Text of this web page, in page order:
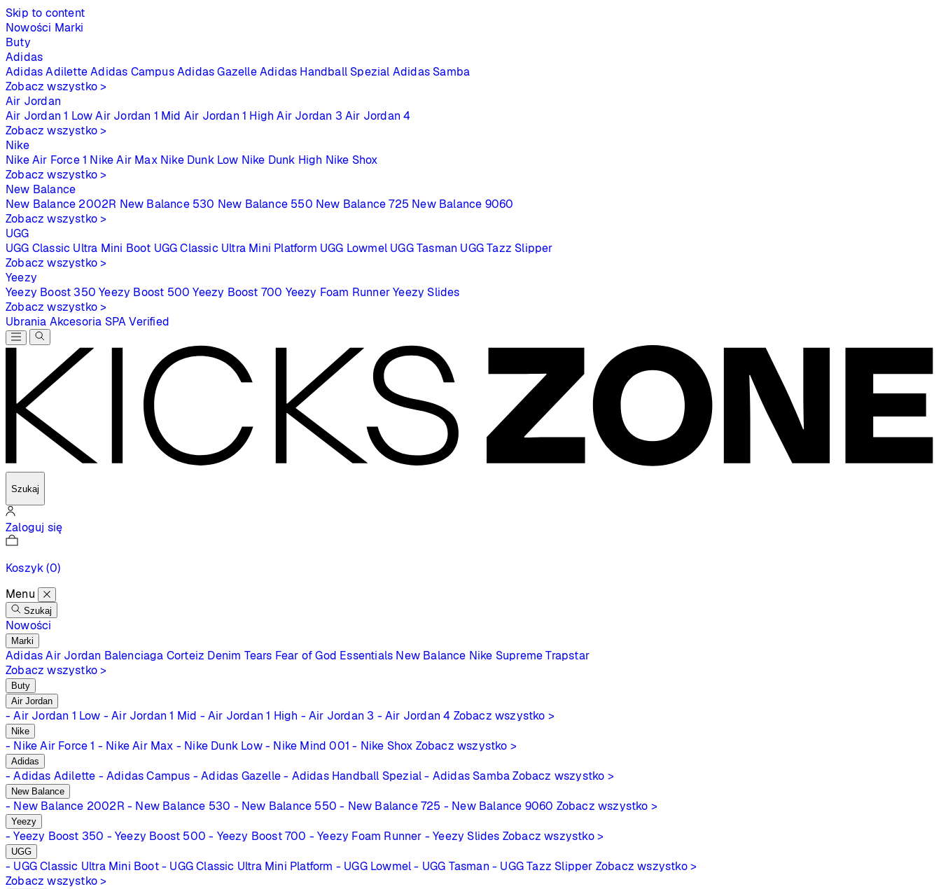
Skip to content
Nowości Marki
Buty
Adidas
Adidas Adilette Adidas Campus Adidas Gazelle Adidas Handball Spezial Adidas Samba
Zobacz wszystko >
Air Jordan
Air Jordan 1 Low Air Jordan 1 Mid Air Jordan 1 High Air Jordan 3 Air Jordan 4
Zobacz wszystko >
Nike
Nike Air Force 1 Nike Air Max Nike Dunk Low Nike Dunk High Nike Shox
Zobacz wszystko >
New Balance
New Balance 2002R New Balance 530 New Balance 550 New Balance 725 New Balance 9060
Zobacz wszystko >
UGG
UGG Classic Ultra Mini Boot UGG Classic Ultra Mini Platform UGG Lowmel UGG Tasman UGG Tazz Slipper
Zobacz wszystko >
Yeezy
Yeezy Boost 350 Yeezy Boost 500 Yeezy Boost 700 Yeezy Foam Runner Yeezy Slides
Zobacz wszystko >
Ubrania Akcesoria SPAVerified
Szukaj
Zaloguj się
Koszyk(0)
Menu
Szukaj
Nowości
Marki
Adidas Air Jordan Balenciaga Corteiz Denim Tears Fear of God Essentials New Balance Nike Supreme Trapstar
Zobacz wszystko >
Buty
Air Jordan
- Air Jordan 1 Low - Air Jordan 1 Mid - Air Jordan 1 High - Air Jordan 3 - Air Jordan 4 Zobacz wszystko >
Nike
- Nike Air Force 1 - Nike Air Max - Nike Dunk Low - Nike Mind 001 - Nike Shox Zobacz wszystko >
Adidas
- Adidas Adilette - Adidas Campus - Adidas Gazelle - Adidas Handball Spezial - Adidas Samba Zobacz wszystko >
New Balance
- New Balance 2002R - New Balance 530 - New Balance 550 - New Balance 725 - New Balance 9060 Zobacz wszystko >
Yeezy
- Yeezy Boost 350 - Yeezy Boost 500 - Yeezy Boost 700 - Yeezy Foam Runner - Yeezy Slides Zobacz wszystko >
UGG
- UGG Classic Ultra Mini Boot - UGG Classic Ultra Mini Platform - UGG Lowmel - UGG Tasman - UGG Tazz Slipper Zobacz wszystko >
Zobacz wszystko >